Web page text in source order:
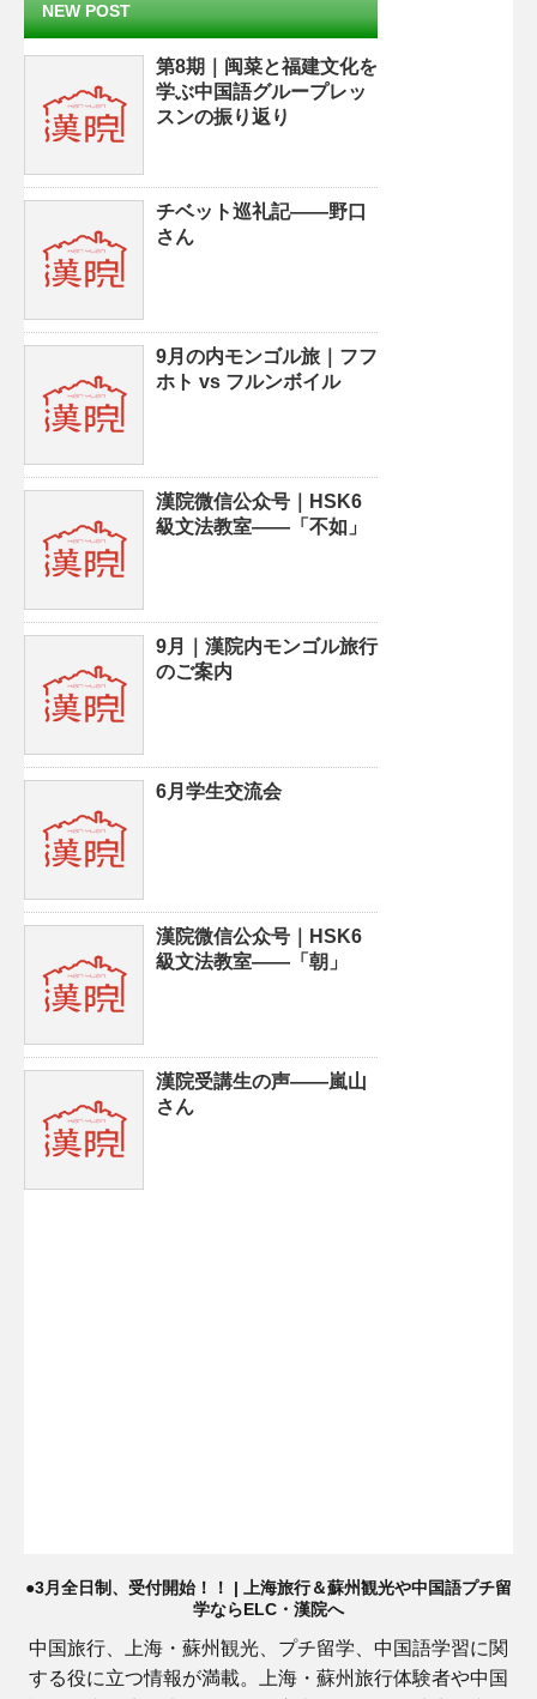
NEW POST
第8期｜闽菜と福建文化を
学ぶ中国語グループレッ
スンの振り返り
チベット巡礼記——野口
さん
9月の内モンゴル旅｜フフ
ホト vs フルンボイル
漢院微信公众号｜HSK6
級文法教室——「不如」
9月｜漢院内モンゴル旅行
のご案内
6月学生交流会
漢院微信公众号｜HSK6
級文法教室——「朝」
漢院受講生の声——嵐山
さん
●3月全日制、受付開始！！ | 上海旅行＆蘇州観光や中国語プチ留
学ならELC・漢院へ
中国旅行、上海・蘇州観光、プチ留学、中国語学習に関
する役に立つ情報が満載。上海・蘇州旅行体験者や中国